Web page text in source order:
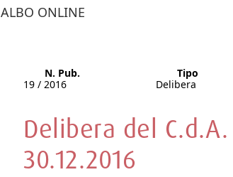
ALBO ONLINE
N. Pub.
19 / 2016
Tipo
Delibera
Delibera del
30.12.2016